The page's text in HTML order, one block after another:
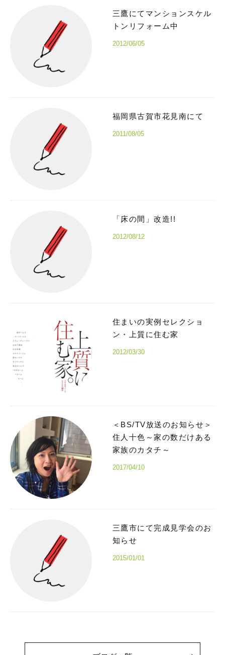
三鷹にてマンションスケル
トンリフォーム中
2012/06/05
福岡県古賀市花見南にて
2011/08/05
「床の間」改造!!
2012/08/12
住まいの実例セレクショ
ン・上質に住む家
2012/03/30
＜BS/TV放送のお知らせ＞
住人十色～家の数だけある
家族のカタチ～
2017/04/10
三鷹市にて完成見学会のお
知らせ
2015/01/01